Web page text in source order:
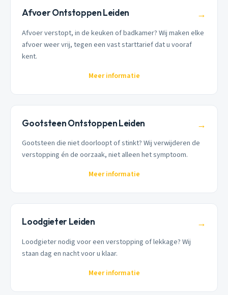
Afvoer Ontstoppen Leiden →
Afvoer verstopt, in de keuken of badkamer? Wij maken elke
afvoer weer vrij, tegen een vast starttarief dat u vooraf
kent.
Meer informatie
Gootsteen Ontstoppen Leiden →
Gootsteen die niet doorloopt of stinkt? Wij verwijderen de
verstopping én de oorzaak, niet alleen het symptoom.
Meer informatie
Loodgieter Leiden →
Loodgieter nodig voor een verstopping of lekkage? Wij
staan dag en nacht voor u klaar.
Meer informatie